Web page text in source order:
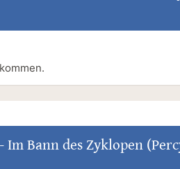
Im Bann des Zyklopen